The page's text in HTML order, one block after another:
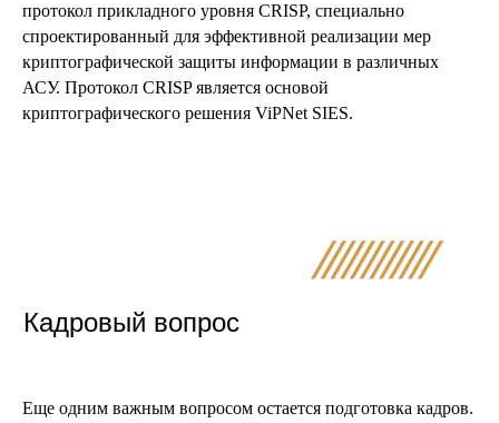
протокол прикладного уровня CRISP, специально
спроектированный для эффективной реализации мер
криптографической защиты информации в различных
АСУ. Протокол CRISP является основой
криптографического решения ViPNet SIES.
Кадровый вопрос
Еще одним важным вопросом остается подготовка кадров.